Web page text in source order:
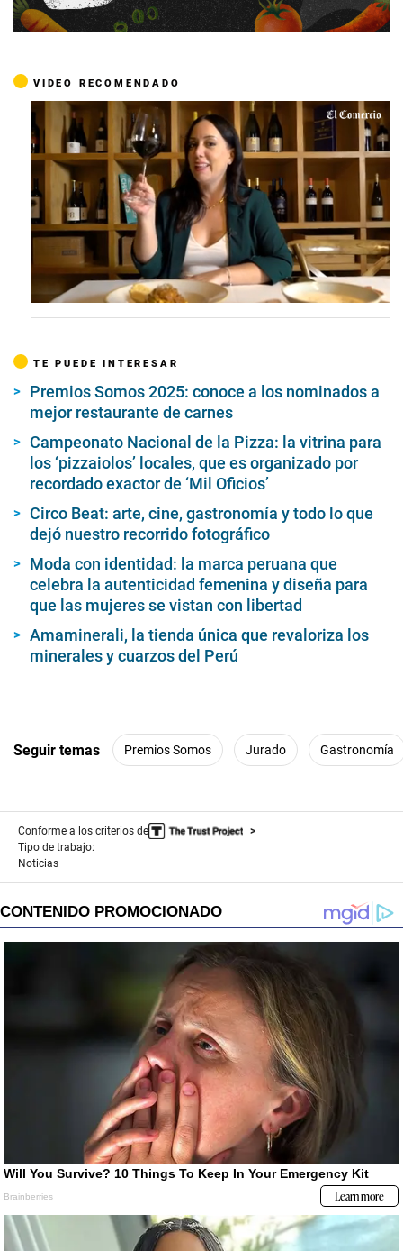
VIDEO RECOMENDADO
s
o
d
s
f
1
m
i
u
e
7
s
c
o
n
d
TE PUEDE INTERESAR
Premios Somos 2025: conoce a los nominados a
mejor restaurante de carnes
Campeonato Nacional de la Pizza: la vitrina para
los ‘pizzaiolos’ locales, que es organizado por
recordado exactor de ‘Mil Oficios’
Circo Beat: arte, cine, gastronomía y todo lo que
dejó nuestro recorrido fotográfico
Moda con identidad: la marca peruana que
celebra la autenticidad femenina y diseña para
que las mujeres se vistan con libertad
Amaminerali, la tienda única que revaloriza los
minerales y cuarzos del Perú
Seguir temas Premios Somos Jurado Gastronomía
Conforme a los criterios de
Tipo de trabajo:
Noticias